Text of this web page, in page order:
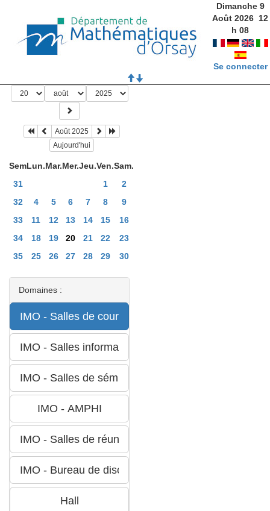
Dimanche 9
Août 2026 12
h08
Se connecter
Août 2025
Aujourd'hui
SemLun.Mar.Mer.Jeu.Ven.Sam.
31
1
2
32
4 5 6 7 8
9
33
11 12 13 14 15
16
34
18 19 20 21 22
23
35
25 26 27 28 29 30
Domaines :